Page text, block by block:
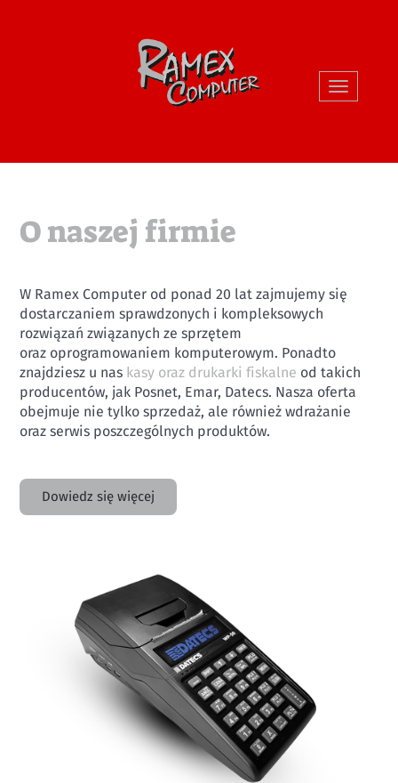
Toggle
O naszej firmie
W Ramex Computer od ponad 20 lat zajmujemy się
dostarczaniem sprawdzonych i kompleksowych
rozwiązań związanych ze sprzętem
oraz oprogramowaniem komputerowym. Ponadto
znajdziesz u nas kasy oraz drukarki fiskalne od takich
producentów, jak Posnet, Emar, Datecs. Nasza oferta
obejmuje nie tylko sprzedaż, ale również wdrażanie
oraz serwis poszczególnych produktów.
Dowiedz się więcej